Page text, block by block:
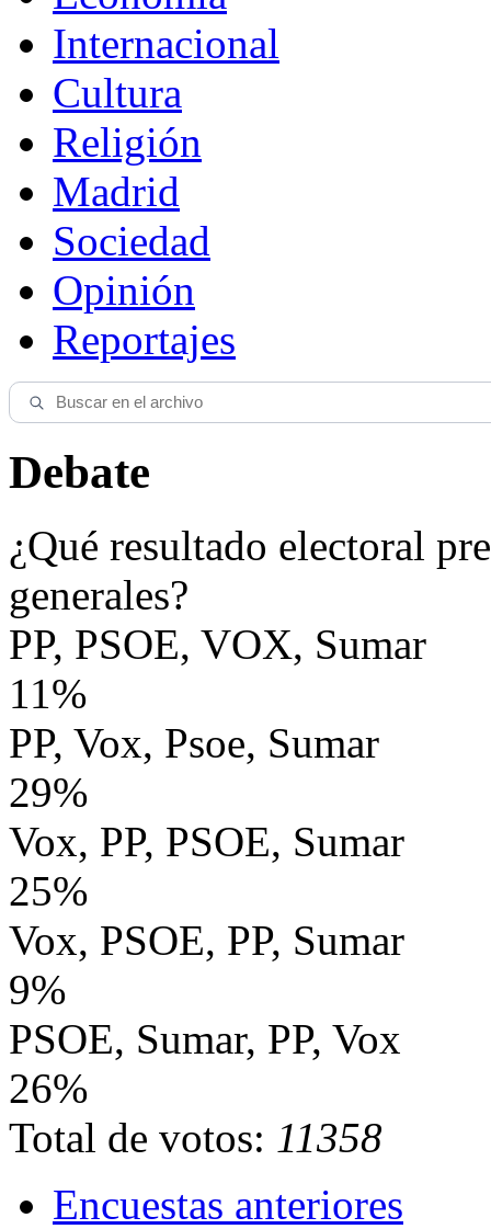
Internacional
Cultura
Religión
Madrid
Sociedad
Opinión
Reportajes
Debate
¿Qué resultado electoral
generales?
PP, PSOE, VOX, Sumar
11%
PP, Vox, Psoe, Sumar
29%
Vox, PP, PSOE, Sumar
25%
Vox, PSOE, PP, Sumar
9%
PSOE, Sumar, PP, Vox
26%
Total de votos: 11358
Encuestas anteriores